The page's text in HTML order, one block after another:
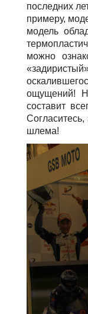
последних
примеру,
модель
можно
ощущений!
составит
шлема!